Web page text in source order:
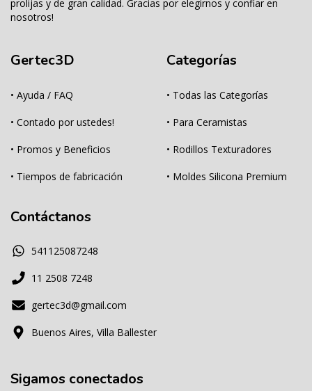
prolijas y de gran calidad. Gracias por elegirnos y confiar en
nosotros!
Gertec3D
• Ayuda / FAQ
• Contado por ustedes!
• Promos y Beneficios
• Tiempos de fabricación
Categorías
• Todas las Categorías
• Para Ceramistas
• Rodillos Texturadores
• Moldes Silicona Premium
Contáctanos
541125087248
11 2508 7248
gertec3d@gmail.com
Buenos Aires, Villa Ballester
Sigamos conectados